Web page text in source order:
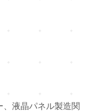
液晶パネル製造関